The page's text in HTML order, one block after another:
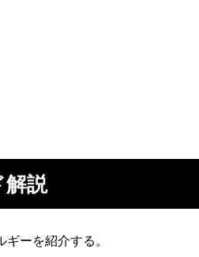
説
ーを紹介する。